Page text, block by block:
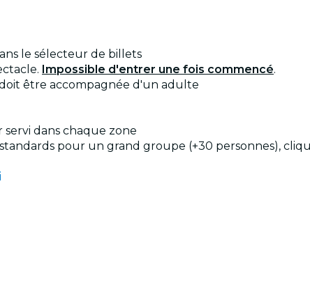
le sélecteur de billets
Impossible d'entrer une fois commencé.
être accompagnée d'un adulte
servi dans chaque zone
pour un grand groupe (+30 personnes),